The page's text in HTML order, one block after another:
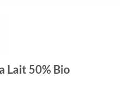
Lait 50% Bio